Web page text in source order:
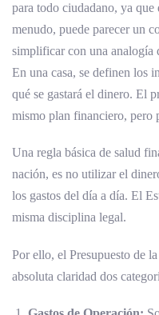
para todo ciudadano, ya
menudo, puede parecer un
simplificar con una analogía
En una casa, se definen los
qué se gastará el dinero. El
mismo plan financiero, pero
Una regla básica de salud
nación, es no utilizar el
los gastos del día a día. El
misma disciplina legal.
Por ello, el Presupuesto de
absoluta claridad dos